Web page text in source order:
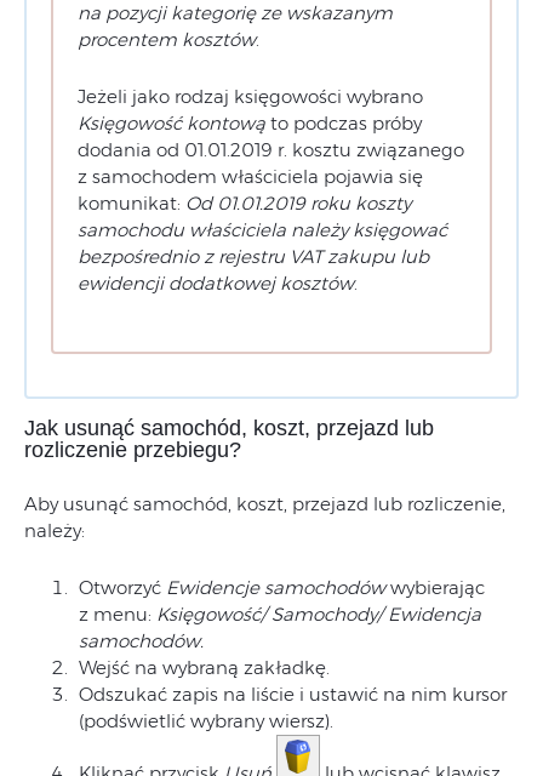
na pozycji kategorię ze wskazanym
procentem kosztów.
Jeżeli jako rodzaj księgowości wybrano
Księgowość kontową to podczas próby
dodania od 01.01.2019 r. kosztu związanego
z samochodem właściciela pojawia się
komunikat: Od 01.01.2019 roku koszty
samochodu właściciela należy księgować
bezpośrednio z rejestru VAT zakupu lub
ewidencji dodatkowej kosztów.
Jak usunąć samochód, koszt, przejazd lub
rozliczenie przebiegu?
Aby usunąć samochód, koszt, przejazd lub rozliczenie,
należy:
Otworzyć Ewidencje samochodówwybierając
z menu: Księgowość/ Samochody/ Ewidencja
samochodów.
Wejść na wybraną zakładkę.
Odszukać zapis na liście i ustawić na nim kursor
(podświetlić wybrany wiersz).